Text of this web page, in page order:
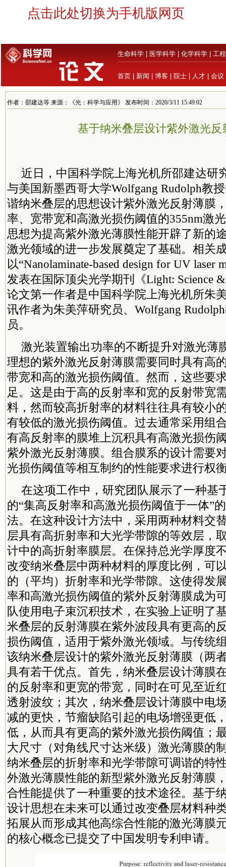
点击此处切换为手机版网页
生命科学 医学科学 化学科学 工
首页 新闻 博客 院士 人才 会议
作者：邵建达等 来源：《光：科学与应用》 发布时间：2020/3/11 15:49:02
基于纳米叠层设计紫外激光反
近日，中国科学院 上海光机所邵建达
与美国新墨西哥大学Wolfgang Rudolph教
谐纳米叠层的思想设计紫外激光反射薄膜
率、宽带宽和高激光损伤阈值的355nm激
思想为提高紫外激光薄膜性能开辟了新的
激光领域的进一步发展奠定了基础。相关
以“Nanolaminate-based design for UV laser
发表在国际顶尖光学期刊《Light: Science
论文第一作者是中国科学院 上海光机所朱
讯作者为朱美萍研究员、Wolfgang
员。
激光装置输出功率的不断提升对激光薄
理想的紫外激光反射薄膜需要同时具有高
带宽和高的激光损伤阈值。然而，这些要
足。这是由于高的反射率和宽的反射带宽
料，然而较高折射率的材料往往具有较小
有较低的激光损伤阈值。过去通常采用组
有高反射率的膜堆上沉积具有高激光损伤
紫外激光反射薄膜。组合膜系的设计需要
光损伤阈值等相互制约的性能要求进行权
在这项工作中，研究团队展示了一种基
的“集高反射率和高激光损伤阈值于一体”
法。在这种设计方法中，采用两种材料交
层具有高折射率和大光学带隙的等效层，
计中的高折射率膜层。在保持总光学厚度
改变纳米叠层中两种材料的厚度比例，可
的（平均）折射率和光学带隙。这使得发
率和高激光损伤阈值的紫外反射薄膜成为
队使用电子束沉积技术，在实验上证明了
米叠层的反射薄膜在紫外波段具有更高的
损伤阈值，适用于紫外激光领域。与传统
该纳米叠层设计的紫外激光反射薄膜（两
具有若干优点。首先，纳米叠层设计薄膜
的反射率和更宽的带宽，同时在可见至近
透射波纹；其次，纳米叠层设计薄膜中电
减的更快，节瘤缺陷引起的电场增强更低
低，从而具有更高的紫外激光损伤阈值；
大尺寸（对角线尺寸达米级）激光薄膜的
纳米叠层的折射率和光学带隙可调谐的特
外激光薄膜性能的新型紫外激光反射薄膜
合性能提供了一种重要的技术途径。基于
设计思想在未来可以通过改变叠层材料种
拓展从而形成其他高综合性能的激光薄膜
的核心概念已提交了中国发明专利申请。